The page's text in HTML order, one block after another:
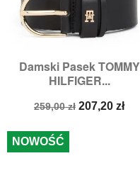
Damski Pasek TOMMY
HILFIGER...
Cena
259,00 zł Cena
207,20 zł
NOWOŚĆ